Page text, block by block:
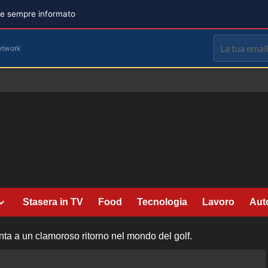
Stasera in TV Food Tecnologia Lavoro
a un clamoroso ritorno nel mondo del golf.
sempre informato